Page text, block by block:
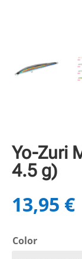
Yo-Zuri
4.5 g)
13,95 €
Color